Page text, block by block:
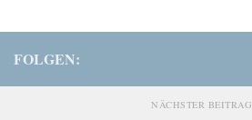
FOLGEN:
NÄCHSTER BEITRAG